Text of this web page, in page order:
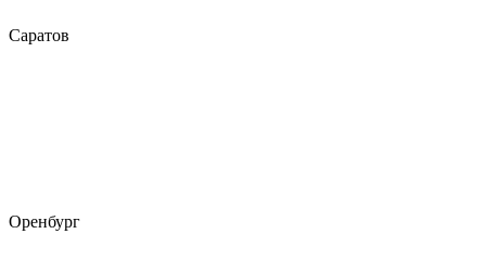
Саратов
Оренбург